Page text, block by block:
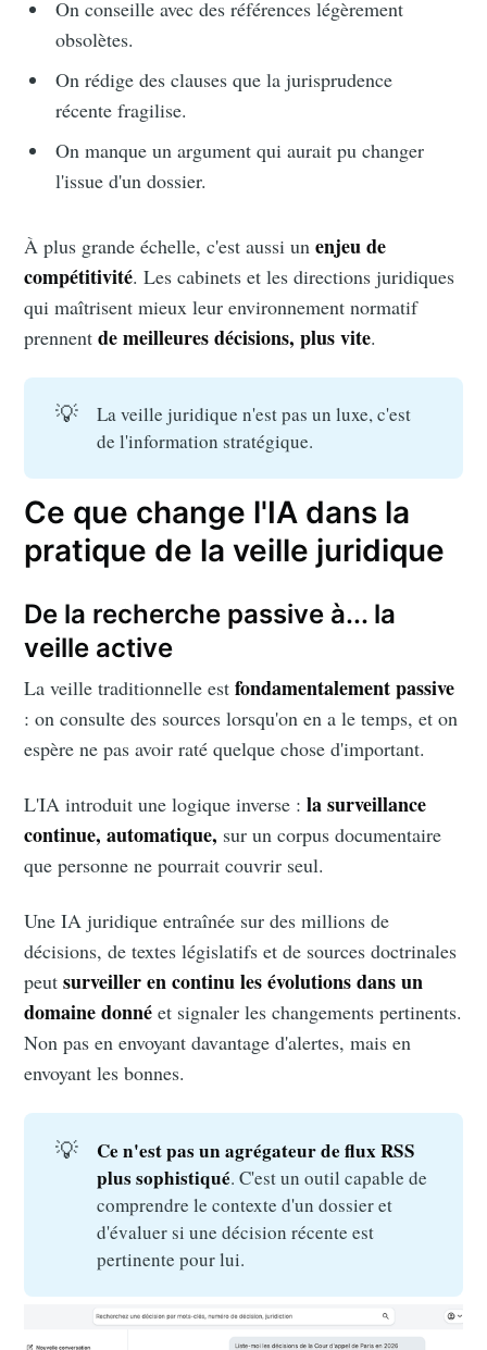
On conseille avec des références légèrement
obsolètes.
On rédige des clauses que la jurisprudence
récente fragilise.
On manque un argument qui aurait pu changer
l'issue d'un dossier.
À plus grande échelle, c'est aussi unenjeu de
compétitivité. Les cabinets et les directions juridiques
qui maîtrisent mieux leur environnement normatif
prennentde meilleures décisions, plus vite.
💡
La veille juridique n'est pas un luxe, c'est
de l'information stratégique.
Ce que change l'IA dans la
pratique de la veille juridique
De la recherche passive à... la
veille active
La veille traditionnelle est fondamentalement passive
: on consulte des sources lorsqu'on en a le temps, et on
espère ne pas avoir raté quelque chose d'important.
L'IA introduit une logique inverse : la surveillance
continue, automatique, sur un corpus documentaire
que personne ne pourrait couvrir seul.
Une IA juridique entraînée sur des millions de
décisions, de textes législatifs et de sources doctrinales
peutsurveiller en continu les évolutions dans un
domaine donnéet signaler les changements pertinents.
Non pas en envoyant davantage d'alertes, mais en
envoyant les bonnes.
💡
Ce n'est pas un agrégateur de flux RSS
plus sophistiqué. C'est un outil capable de
comprendre le contexte d'un dossier et
d'évaluer si une décision récente est
pertinente pour lui.